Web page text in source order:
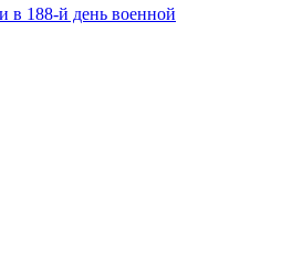
в 188-й день военной